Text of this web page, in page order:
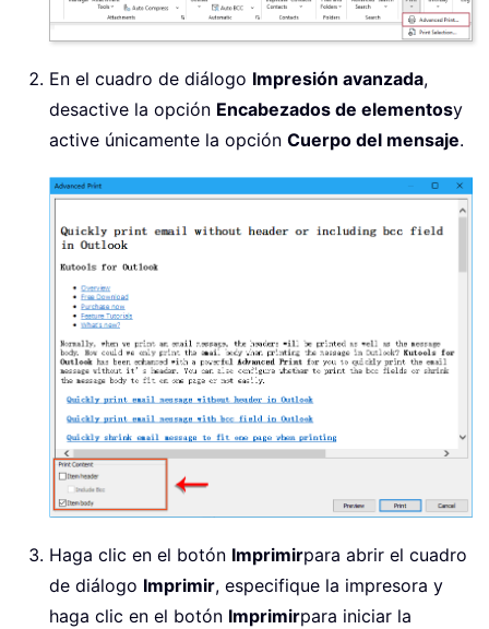
En el cuadro de diálogo Impresión avanzada,
desactive la opción Encabezados de elementosy
active únicamente la opción Cuerpo del mensaje.
Haga clic en el botón Imprimirpara abrir el cuadro
de diálogo Imprimir, especifique la impresora y
haga clic en el botón Imprimirpara iniciar la